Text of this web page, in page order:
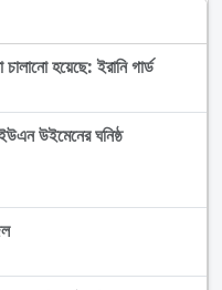
চালানো হয়েছে: ইরানি গার্ড
উইমেনের ঘনিষ্ঠ